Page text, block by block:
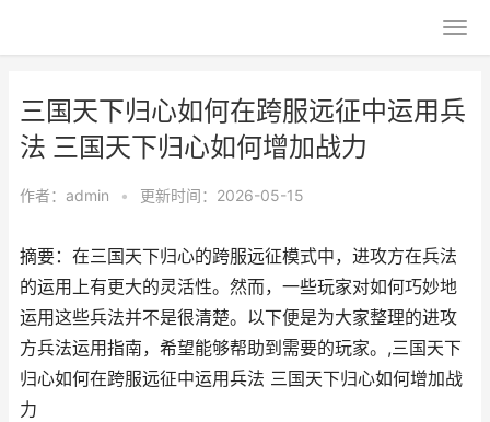
三国天下归心如何在跨服远征中运用兵
法 三国天下归心如何增加战力
作者： admin • 更新时间：2026-05-15
摘要：在三国天下归心的跨服远征模式中，进攻方在兵法
的运用上有更大的灵活性。然而，一些玩家对如何巧妙地
运用这些兵法并不是很清楚。以下便是为大家整理的进攻
方兵法运用指南，希望能够帮助到需要的玩家。,三国天下
归心如何在跨服远征中运用兵法 三国天下归心如何增加战
力